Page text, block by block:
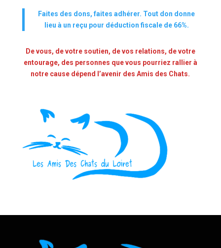
Faites des dons, faites adhérer. Tout don donne
lieu à un reçu pour déduction fiscale de 66%.
De vous, de votre soutien, de vos relations, de votre
entourage, des personnes que vous pourriez rallier à
notre cause dépend l’avenir des Amis des Chats.